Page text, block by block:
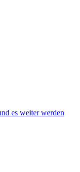
es weiter werden